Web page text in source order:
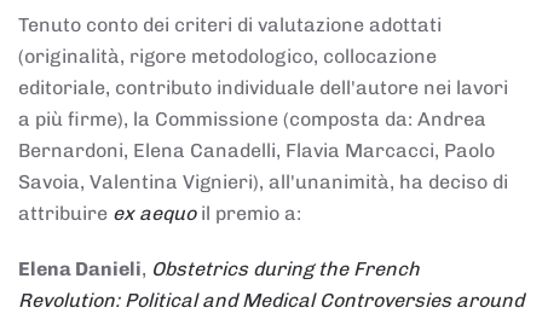
Tenuto conto dei criteri di valutazione adottati
(originalità, rigore metodologico, collocazione
editoriale, contributo individuale dell'autore nei lavori
a più firme), la Commissione (composta da: Andrea
Bernardoni, Elena Canadelli, Flavia Marcacci, Paolo
Savoia, Valentina Vignieri), all'unanimità, ha deciso di
attribuire ex aequoil premio a:
Elena Danieli, Obstetrics during the French
Revolution: Political and Medical Controversies around